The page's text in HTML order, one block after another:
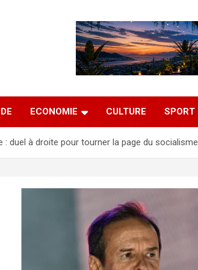
ECONOMIE CULTURE SPORT
: duel à droite pour tourner la page du socialisme